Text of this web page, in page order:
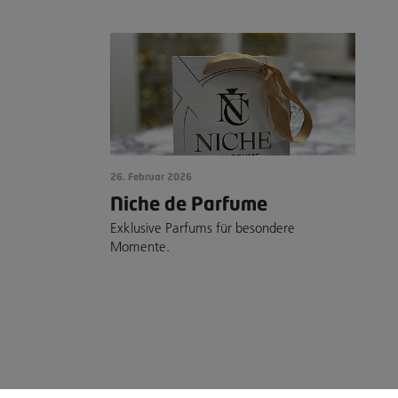
26. Februar 2026
Niche de Parfume
Exklusive Parfums für besondere
Momente.